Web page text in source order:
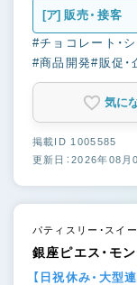
[ア] 販売・接客
#チョコレート・
#商品開発#販促・
気に
掲載ID 1005585
更新日：2026年08月
パティスリー・スイ
銀座ピエス・モ
【日祝休み・大